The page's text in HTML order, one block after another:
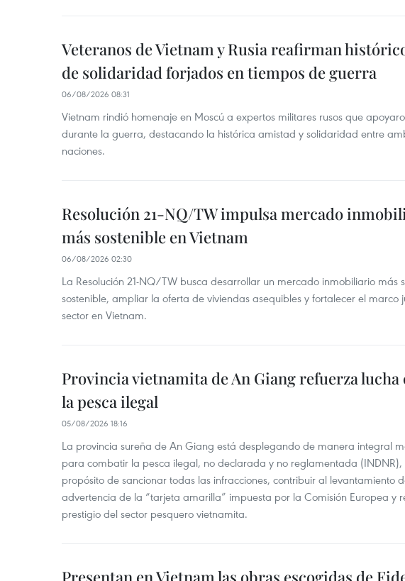
Veteranos de Vietnam y Rusia reafirman
de solidaridad forjados en tiempos de guerra
06/08/2026 08:31
Vietnam rindió homenaje en Moscú a expertos militares rusos que
durante la guerra, destacando la histórica amistad y solidaridad entre
naciones.
Resolución 21-NQ/TW impulsa mercado
más sostenible en Vietnam
06/08/2026 02:30
La Resolución 21-NQ/TW busca desarrollar un mercado inmobiliario más
sostenible, ampliar la oferta de viviendas asequibles y fortalecer el marco
sector en Vietnam.
Provincia vietnamita de An Giang refuerza
la pesca ilegal
05/08/2026 18:16
La provincia sureña de An Giang está desplegando de manera integral
para combatir la pesca ilegal, no declarada y no reglamentada (INDNR),
propósito de sancionar todas las infracciones, contribuir al levantamiento
advertencia de la “tarjeta amarilla” impuesta por la Comisión Europea y
prestigio del sector pesquero vietnamita.
Presentan en Vietnam las obras escogidas de